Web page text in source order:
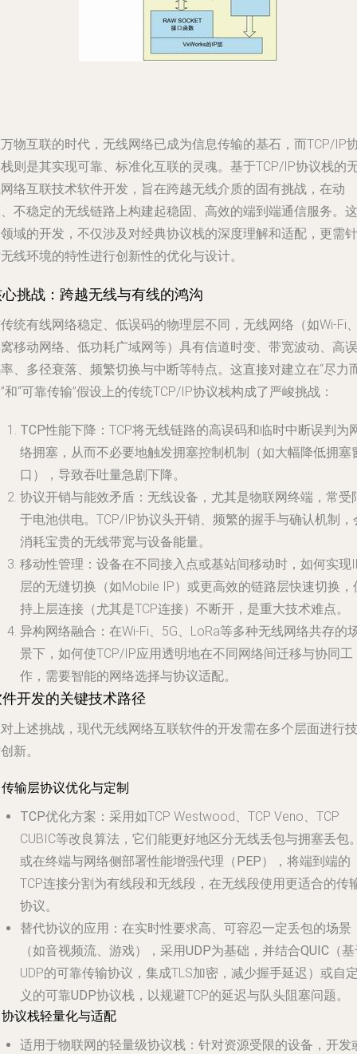
物互联的时代，无线网络已成为信息传输的基石，而TCP/IP
则是其实现可靠、标准化互联的灵魂。基于TCP/IP协议栈的
络互联技术软件开发，旨在跨越无线介质的固有挑战，在动
不稳定的无线链路上构建起稳固、高效的端到端通信服务。这
域的开发，不仅涉及对经典协议栈的深度理解和适配，更需针
线环境的特性进行创新性的优化与设计。
挑战：跨越无线与有线的鸿沟
统有线网络稳定、低误码的物理层不同，无线网络（如Wi-Fi
移动网络、低功耗广域网等）具有信道时变、带宽波动、高误
、多径衰落、频繁切换与中断等特点。这直接对建立在“尽力
和“可靠传输”假设上的传统TCP/IP协议栈构成了严峻挑战：
TCP性能下降 ：TCP将无线链路的高误码和临时中断误判为
络拥塞，从而不必要地触发拥塞控制机制（如大幅降低拥塞
口），导致吞吐量急剧下降。
协议开销与能效矛盾 ：无线设备，尤其是物联网终端，常受
于电池供电。TCP/IP协议头开销、频繁的握手与确认机制，
消耗宝贵的无线带宽与设备能量。
移动性管理 ：设备在不同接入点或基站间移动时，如何实现
层的无缝切换（如Mobile IP）或更高效的链路层快速切换，
持上层连接（尤其是TCP连接）不断开，是重大技术难点。
异构网络融合 ：在Wi-Fi、5G、LoRa等多种无线网络共存的
景下，如何使TCP/IP应用透明地在不同网络间迁移与协同工
作，需要智能的网络选择与协议适配。
开发的关键技术路径
上述挑战，现代无线网络互联软件的开发需在多个层面进行技
新。
输层协议优化与定制
TCP优化方案 ：采用如TCP Westwood、TCP Veno、TCP
CUBIC等改良算法，它们能更好地区分无线丢包与拥塞丢包
或在终端与网络侧部署性能增强代理（PEP）
，将端到端的
TCP连接分割为有线段和无线段，在无线段使用更适合的传
协议。
替代协议的应用 ：在实时性要求高、可容忍一定丢包的场景
（如音视频流、游戏），采用UDP为基础，并结合QUIC （
UDP的可靠传输协议，集成TLS加密，减少握手延迟）或自
义的可靠UDP协议栈 ，以规避TCP的延迟与队头阻塞问题。
议栈轻量化与适配
适用于物联网的轻量级协议栈 ：针对资源受限的设备，开发